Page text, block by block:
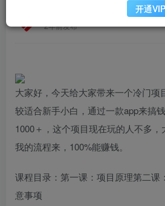
2年前发布
大家好，今天给大家带来一个冷门项
较适合新手小白，通过一款app来搞
1000＋，这个项目现在玩的人不多
我的流程来，100%能赚钱。
课程目录：第一课：项目原理第二课
意事项
开通